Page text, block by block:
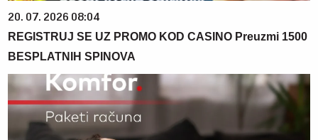
20. 07. 2026 08:04
REGISTRUJ SE UZ PROMO KOD CASINO Preuzmi 1500
BESPLATNIH SPINOVA